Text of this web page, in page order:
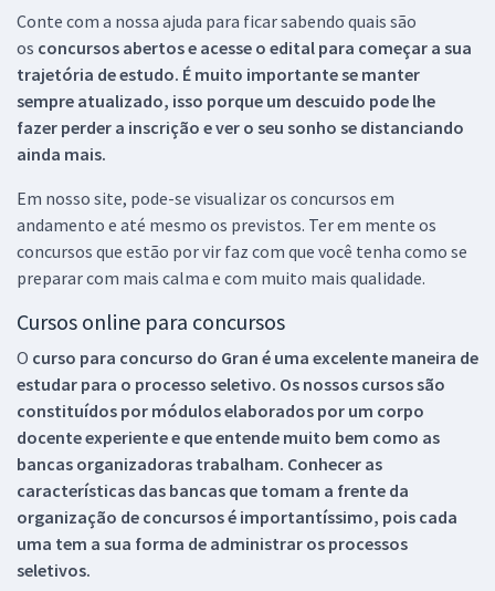
Conte com a nossa ajuda para ficar sabendo quais são
os concursos abertos e acesse o edital para começar a sua
trajetória de estudo. É muito importante se manter
sempre atualizado, isso porque um descuido pode lhe
fazer perder a inscrição e ver o seu sonho se distanciando
ainda mais.
Em nosso site, pode-se visualizar os concursos em
andamento e até mesmo os previstos. Ter em mente os
concursos que estão por vir faz com que você tenha como se
preparar com mais calma e com muito mais qualidade.
Cursos online para concursos
O curso para concurso do Gran é uma excelente maneira de
estudar para o processo seletivo. Os nossos cursos são
constituídos por módulos elaborados por um corpo
docente experiente e que entende muito bem como as
bancas organizadoras trabalham. Conhecer as
características das bancas que tomam a frente da
organização de concursos é importantíssimo, pois cada
uma tem a sua forma de administrar os processos
seletivos.